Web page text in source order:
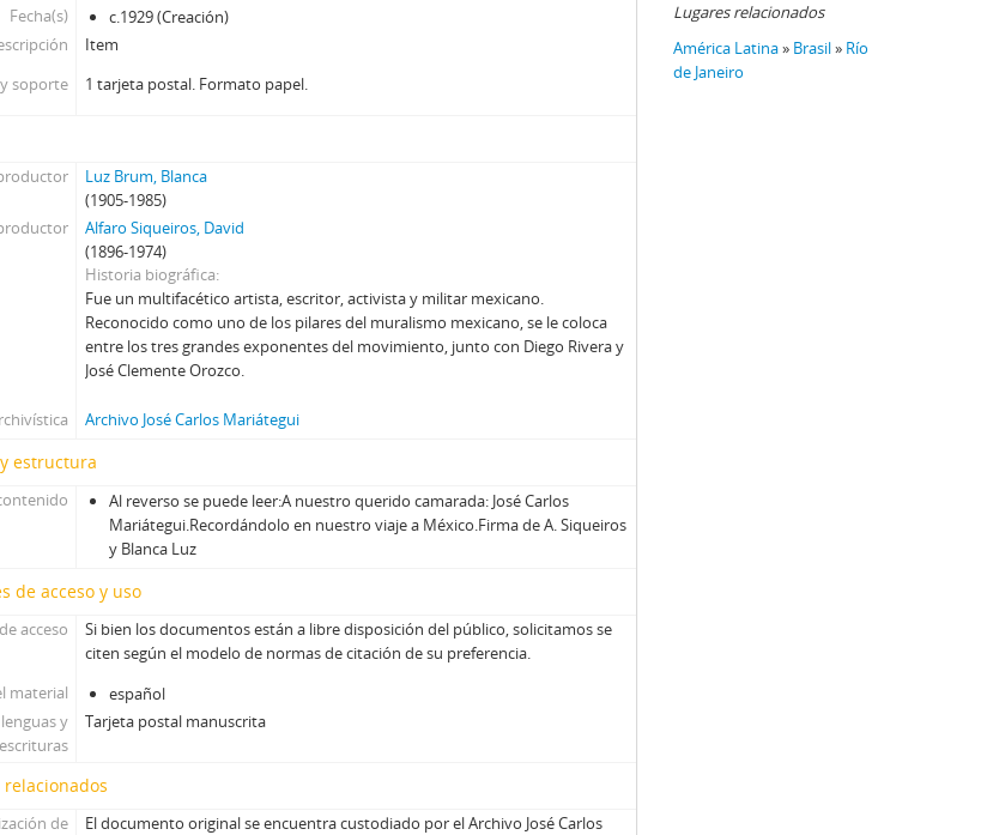
Fecha(s)
c.1929 (Creación)
Item
soporte
1 tarjeta postal. Formato papel.
Luz Brum, Blanca
(1905-1985)
Alfaro Siqueiros, David
(1896-1974)
Historia biográfica
Fue un multifacético artista, escritor, activista y militar mexicano.
Reconocido como uno de los pilares del muralismo mexicano, se le coloca
entre los tres grandes exponentes del movimiento, junto con Diego Rivera y
José Clemente Orozco.
Archivo José Carlos Mariátegui
estructura
Al reverso se puede leer:A nuestro querido camarada: José Carlos
Mariátegui.Recordándolo en nuestro viaje a México.Firma de A. Siqueiros
y Blanca Luz
de acceso y uso
acceso
Si bien los documentos están a libre disposición del público, solicitamos se
citen según el modelo de normas de citación de su preferencia.
material
español
y
escrituras
Tarjeta postal manuscrita
de
El documento original se encuentra custodiado por el Archivo José Carlos
Lugares relacionados
América Latina» Brasil» Río
de Janeiro